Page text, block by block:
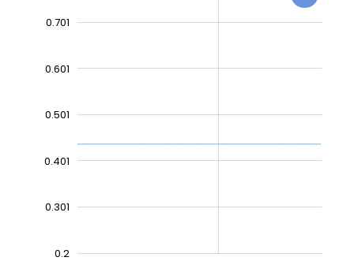
0.6002
0.701
0.601
0.501
0.401
0.301
0.2